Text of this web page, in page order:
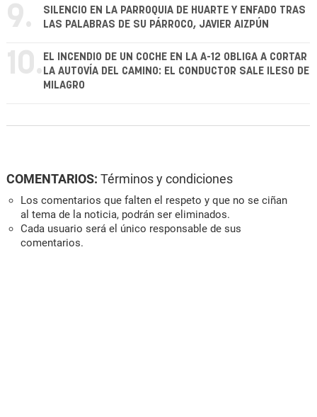
9.
SILENCIO EN LA PARROQUIA DE HUARTE Y ENFADO TRAS
LAS PALABRAS DE SU PÁRROCO, JAVIER AIZPÚN
10. EL INCENDIO DE UN COCHE EN LA A-12 OBLIGA A CORTAR
LA AUTOVÍA DEL CAMINO: EL CONDUCTOR SALE ILESO DE
MILAGRO
COMENTARIOS: Términos y condiciones
Los comentarios que falten el respeto y que no se ciñan
al tema de la noticia, podrán ser eliminados.
Cada usuario será el único responsable de sus
comentarios.